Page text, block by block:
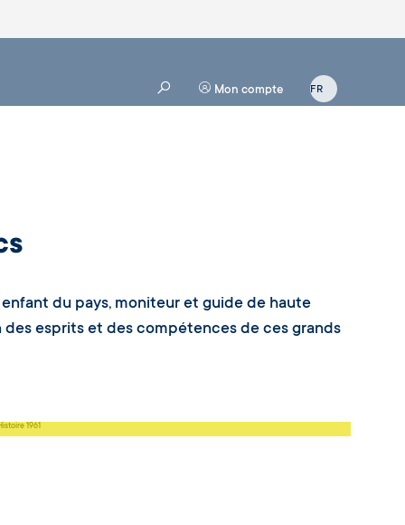
Mon compte
enfant du pays, moniteur et guide de haute
des esprits et des compétences de ces grands